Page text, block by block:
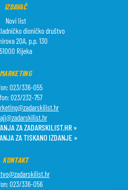
IZDAVAČ
Novi list
dioničko društvo
20A, p.p. 130
51000 Rijeka
MARKETING
023/336-055
023/232-757
ZA ZADARSKILIST.HR »
ZA TISKANO IZDANJE »
KONTAKT
023/336-056